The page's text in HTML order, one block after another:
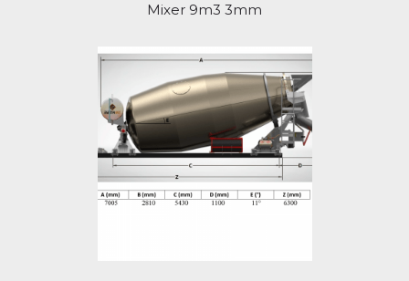
Mixer 9m3 3mm